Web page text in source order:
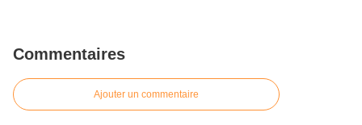
Commentaires
Ajouter un commentaire